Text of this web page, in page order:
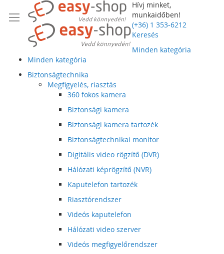
Hívj minket,
munkaidőben!
(+36) 1 353-6212
Keresés
Minden kategória
Minden kategória
Biztonságtechnika
Megfigyelés, riasztás
360 fokos kamera
Biztonsági kamera
Biztonsági kamera tartozék
Biztonságtechnikai monitor
Digitális video rögzítő (DVR)
Hálózati képrögzítő (NVR)
Kaputelefon tartozék
Riasztórendszer
Videós kaputelefon
Hálózati video szerver
Videós megfigyelőrendszer